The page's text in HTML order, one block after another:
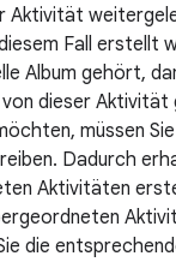
Fall erstellt
Album gehört,
dieser Aktivität
müssen
Dadurch
Aktivitäten
die